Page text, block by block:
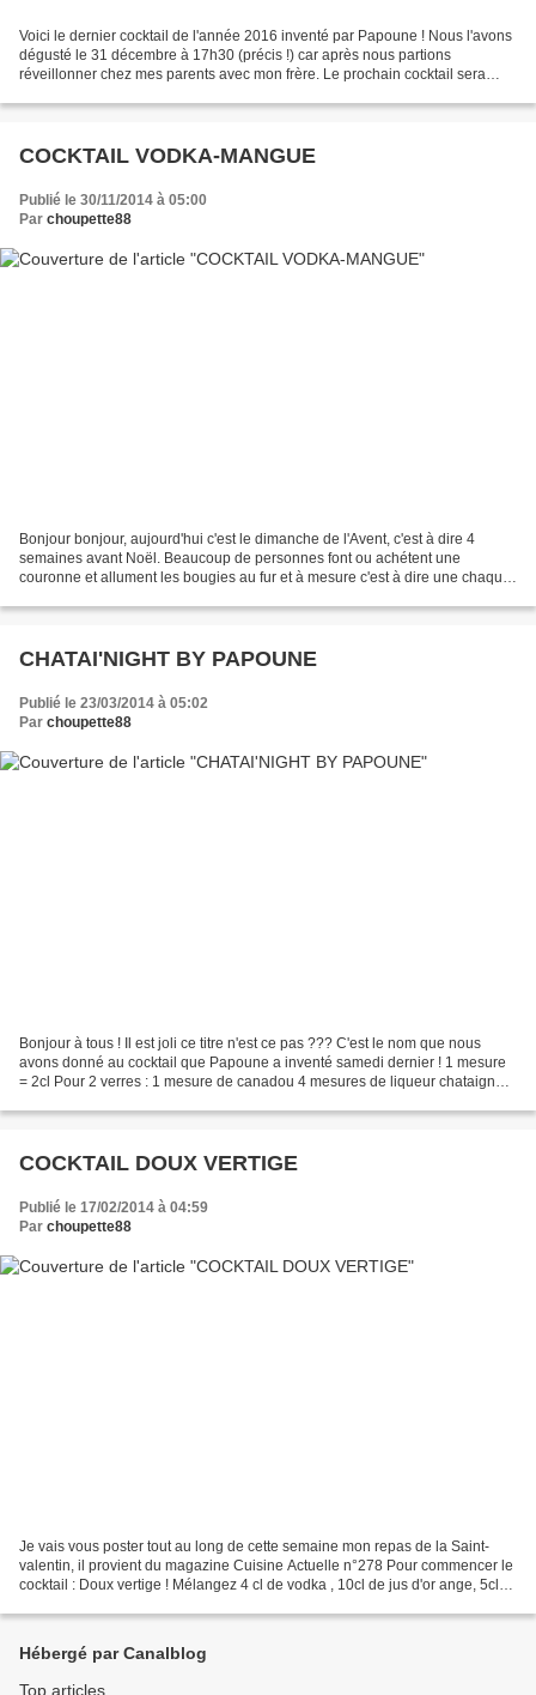
Voici le dernier cocktail de l'année 2016 inventé par Papoune ! Nous l'avons
dégusté le 31 décembre à 17h30 (précis !) car après nous partions
réveillonner chez mes parents avec mon frère. Le prochain cocktail sera
COCKTAIL VODKA-MANGUE
Publié le 30/11/2014 à 05:00
Par choupette88
Bonjour bonjour, aujourd'hui c'est le dimanche de l'Avent, c'est à dire 4
semaines avant Noël. Beaucoup de personnes font ou achétent une
couronne et allument les bougies au fur et à mesure c'est à dire une chaque
CHATAI'NIGHT BY PAPOUNE
Publié le 23/03/2014 à 05:02
Par choupette88
Bonjour à tous ! Il est joli ce titre n'est ce pas ??? C'est le nom que nous
avons donné au cocktail que Papoune a inventé samedi dernier ! 1 mesure
= 2cl Pour 2 verres : 1 mesure de canadou 4 mesures de liqueur chataigne 3
COCKTAIL DOUX VERTIGE
Publié le 17/02/2014 à 04:59
Par choupette88
Je vais vous poster tout au long de cette semaine mon repas de la Saint-
valentin, il provient du magazine Cuisine Actuelle n°278 Pour commencer le
cocktail : Doux vertige ! Mélangez 4 cl de vodka , 10cl de jus d'or ange, 5cl
Hébergé par Canalblog
Top articles